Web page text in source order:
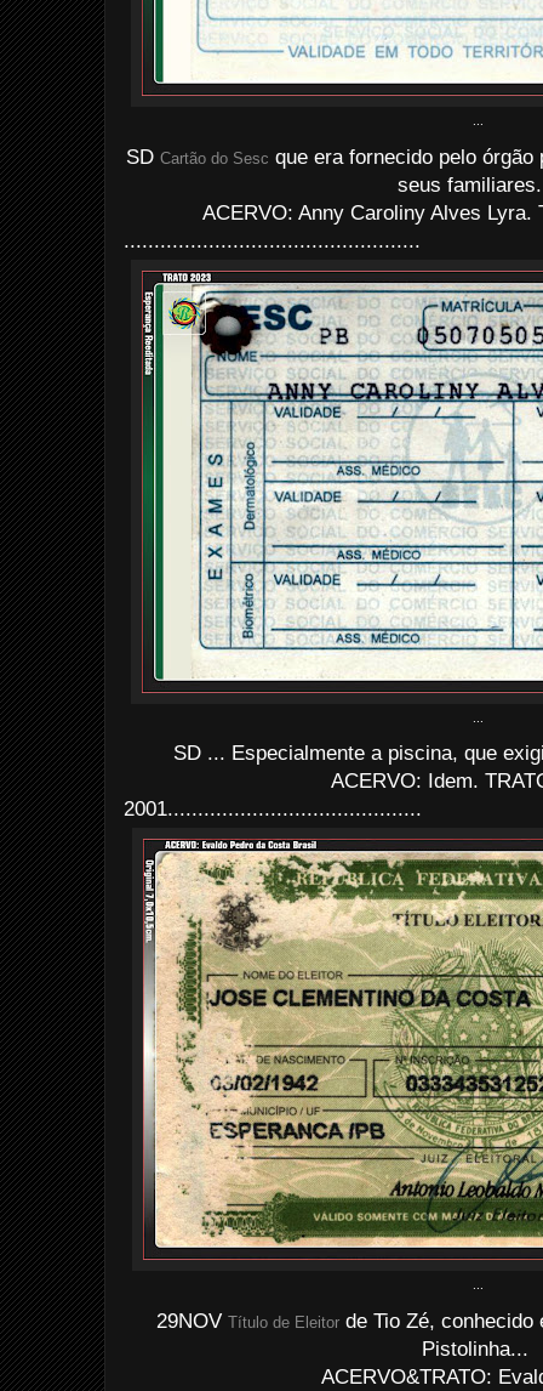
SDCartão do Sesc que era fornecido pelo
seus
ACERVO: Anny Caroliny Alves
.................................................
SD ... Especialmente a piscina, que
ACERVO: Idem.
2001..........................................
29NOV Título de Eleitor de Tio Zé,
Pistolinha...
ACERVO&TRATO: